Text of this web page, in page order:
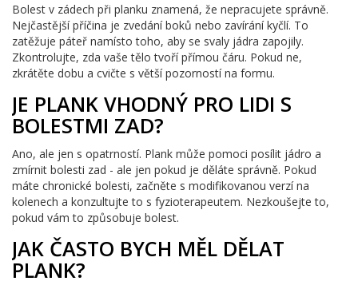
Bolest v zádech při planku znamená, že nepracujete správně.
Nejčastější příčina je zvedání boků nebo zavírání kyčlí. To
zatěžuje páteř namísto toho, aby se svaly jádra zapojily.
Zkontrolujte, zda vaše tělo tvoří přímou čáru. Pokud ne,
zkrátěte dobu a cvičte s větší pozorností na formu.
JE PLANK VHODNÝ PRO LIDI S
BOLESTMI ZAD?
Ano, ale jen s opatrností. Plank může pomoci posílit jádro a
zmírnit bolesti zad - ale jen pokud je děláte správně. Pokud
máte chronické bolesti, začněte s modifikovanou verzí na
kolenech a konzultujte to s fyzioterapeutem. Nezkoušejte to,
pokud vám to způsobuje bolest.
JAK ČASTO BYCH MĚL DĚLAT
PLANK?